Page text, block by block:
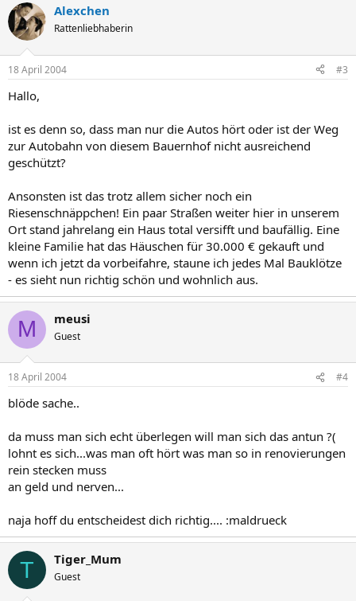
Alexchen
Rattenliebhaberin
18 April 2004 #3
Hallo,
ist es denn so, dass man nur die Autos hört oder ist der Weg
zur Autobahn von diesem Bauernhof nicht ausreichend
geschützt?
Ansonsten ist das trotz allem sicher noch ein
Riesenschnäppchen! Ein paar Straßen weiter hier in unserem
Ort stand jahrelang ein Haus total versifft und baufällig. Eine
kleine Familie hat das Häuschen für 30.000 € gekauft und
wenn ich jetzt da vorbeifahre, staune ich jedes Mal Bauklötze
- es sieht nun richtig schön und wohnlich aus.
M meusi
Guest
18 April 2004 #4
blöde sache..
da muss man sich echt überlegen will man sich das antun ?(
lohnt es sich...was man oft hört was man so in renovierungen
rein stecken muss
an geld und nerven...
naja hoff du entscheidest dich richtig.... :maldrueck
T Tiger_Mum
Guest